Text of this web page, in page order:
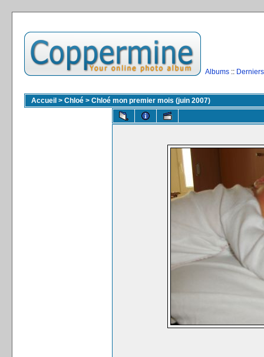
Albums::
Accueil > Chloé > Chloé mon premier mois (juin 2007)